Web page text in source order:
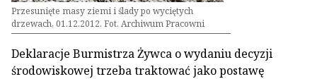
Przesunięte masy ziemi i ślady po wyciętych
drzewach, 01.12.2012. Fot. Archiwum Pracowni
Deklaracje Burmistrza Żywca o wydaniu decyzji
środowiskowej trzeba traktować jako postawę